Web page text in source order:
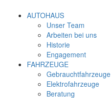
AUTOHAUS
Unser Team
Arbeiten bei uns
Historie
Engagement
FAHRZEUGE
Gebrauchtfahrzeuge
Elektrofahrzeuge
Beratung